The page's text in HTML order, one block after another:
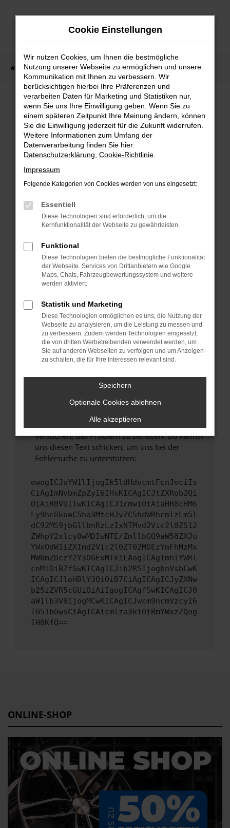
Zum
Startseite Fahrzeugverkauf Fahrzeug-Showroom
FEHLER: NETWORK ERROR
Beim Laden ist ein Fehler aufgetreten.
Hier sind ein paar Tipps, die dir helfen können:
Überprüfe deine Firewall und deine
Internetverbindung.
Laden andere Webseiten, zum Beispiel deine
Prüfe deine Browsererweiterungen.
Manche Erweiterungen, wie Werbeblocker,
verhindern. Funktioniert die Seite in einem
anderen Browser oder in einem privaten
Fenster?
Starte dein Gerät neu.
Probleme zu beheben.
Stelle sicher, dass dein Browser und dein
Betriebssystem auf dem neuesten Stand
sind.
Veraltete Software birgt nicht nur ein
Sicherheitsrisiko, sondern kann auch dazu
führen, dass bestimmte Funktionen nicht mehr
unterstützt werden.
Wende dich an den Webseitenbetreiber.
hast, kontaktiere uns bitte. Wir werden
versuchen, das Problem zu beheben. Du kannst
uns diesen Text schicken, um uns bei der
Fehlersuche zu unterstützen:
ewogICJuYW1lIjogIk5ldHdvcmtFcnJvciIs
CiAgImNvbmZpZyI6IHsKICAgICJtZXRob2Qi
OiAiR0VUIiwKICAgICJ1cmwiOiAiaHR0cHM6
Ly9hcGkueC5ha3MtcHJvZC5hdWRhcmlzLm5l
dC92MS9jbGllbnRzLzIxNTMvd2Vic2l0ZS12
ZWhpY2xlcy8wMDIwNTE/ZmllbGQ9aW50ZXJu
YWxOdW1iZXImd2Vic2l0ZT02MDEzYmFhMzMx
MWNmZDczY2Y3OGExMTkiLAogICAgImhlYWRl
cnMiOiB7fSwKICAgICJib2R5IjogbnVsbCwK
ICAgICJleHBlY3QiOiB7CiAgICAgICJyZXNw
b25zZVR5cGUiOiAiIgogICAgfSwKICAgICJ0
aW1lb3V0IjogMCwKICAgICJwcm9ncmVzcyI6
IG51bGwsCiAgICAicmlza3kiOiBmYWxzZQog
IH0KfQ==
ONLINE-SHOP
Cookie Einstellungen
Wir nutzen Cookies, um Ihnen die bestmögliche
Nutzung unserer Webseite zu ermöglichen und unsere
Kommunikation mit Ihnen zu verbessern. Wir
berücksichtigen hierbei Ihre Präferenzen und
verarbeiten Daten für Marketing und Statistiken nur,
wenn Sie uns Ihre Einwilligung geben. Wenn Sie zu
einem späteren Zeitpunkt Ihre Meinung ändern, können
Sie die Einwilligung jederzeit für die Zukunft widerrufen.
Weitere Informationen zum Umfang der
Datenverarbeitung finden Sie hier:
Datenschutzerklärung Cookie-Richtlinie
Impressum
Folgende Kategorien von Cookies werden von uns eingesetzt:
Essentiell
Diese Technologien sind erforderlich, um die
Kernfunktionalität der Webseite zu gewährleisten.
Funktional
Diese Technologien bieten die bestmögliche Funktionalität
der Webseite. Services von Drittanbietern wie Google
Maps, Chats, Fahrzeugbewertungssystem und weitere
werden aktiviert.
Statistik und Marketing
Diese Technologien ermöglichen es uns, die Nutzung der
Webseite zu analysieren, um die Leistung zu messen und
zu verbessern. Zudem werden Technologien eingesetzt,
die von dritten Werbetreibenden verwendet werden, um
Sie auf anderen Webseiten zu verfolgen und um Anzeigen
zu schalten, die für Ihre Interessen relevant sind.
Speichern
Optionale Cookies ablehnen
Alle akzeptieren